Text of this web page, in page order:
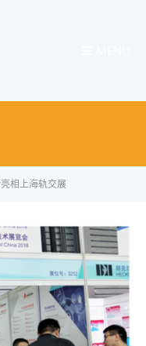
亮相上海轨交展